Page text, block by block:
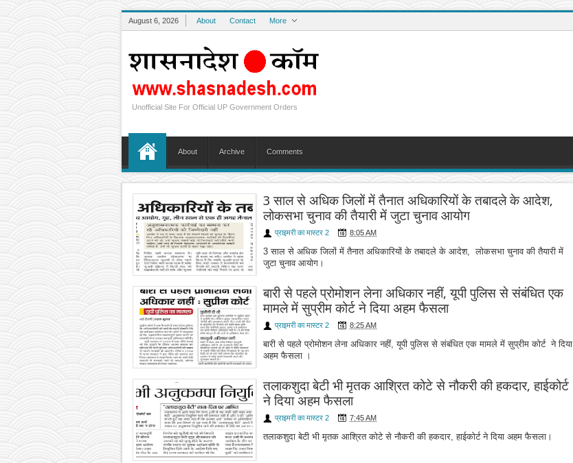
August 6, 2026 About Contact More
Unofficial Site For Official UP Government Orders
About Archive Comments
3 साल से अधिक जिलों में तैनात अधिकारियों के तबादले के आदेश,
लोकसभा चुनाव की तैयारी में जुटा चुनाव आयोग
प्राइमरी का मास्टर 2 8:05 AM
3 साल से अधिक जिलों में तैनात अधिकारियों के तबादले के आदेश, लोकसभा चुनाव की तैयारी में
जुटा चुनाव आयोग।
बारी से पहले प्रोमोशन लेना अधिकार नहीं, यूपी पुलिस से संबंधित एक
मामले में सुप्रीम कोर्ट ने दिया अहम फैसला
प्राइमरी का मास्टर 2 8:25 AM
बारी से पहले प्रोमोशन लेना अधिकार नहीं, यूपी पुलिस से संबंधित एक मामले में सुप्रीम कोर्ट ने दिया
अहम फैसला ।
तलाकशुदा बेटी भी मृतक आश्रित कोटे से नौकरी की हकदार, हाईकोर्ट
ने दिया अहम फैसला
प्राइमरी का मास्टर 2 7:45 AM
तलाकशुदा बेटी भी मृतक आश्रित कोटे से नौकरी की हकदार, हाईकोर्ट ने दिया अहम फैसला।